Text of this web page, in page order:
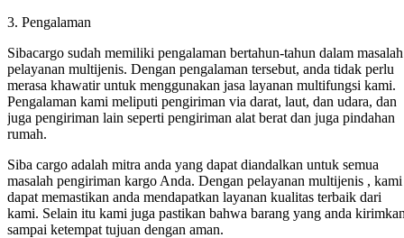
3. Pengalaman
Sibacargo sudah memiliki pengalaman bertahun-tahun dalam masalah
pelayanan multijenis. Dengan pengalaman tersebut, anda tidak perlu
merasa khawatir untuk menggunakan jasa layanan multifungsi kami.
Pengalaman kami meliputi pengiriman via darat, laut, dan udara, dan
juga pengiriman lain seperti pengiriman alat berat dan juga pindahan
rumah.
Siba cargo adalah mitra anda yang dapat diandalkan untuk semua
masalah pengiriman kargo Anda. Dengan pelayanan multijenis , kami
dapat memastikan anda mendapatkan layanan kualitas terbaik dari
kami. Selain itu kami juga pastikan bahwa barang yang anda
sampai ketempat tujuan dengan aman.